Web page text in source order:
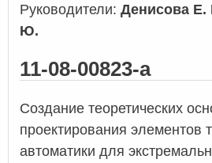
Руководители: Денисова
Ю.
11-08-00823-а
Создание теоретических
проектирования элементов
автоматики для